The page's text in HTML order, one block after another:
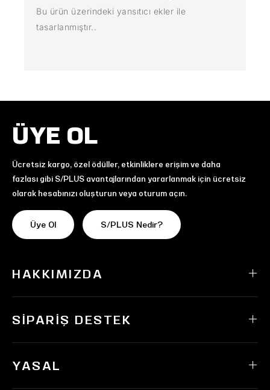
Bu ürün üzerindeki yansıtıcı ekler ile
tasarlanmıştır..
ÜYE OL
Ücretsiz kargo, özel ödüller, etkinliklere erişim ve daha
fazlası gibi S/PLUS avantajlarından yararlanmak için ücretsiz
olarak hesabınızı oluşturun veya oturum açın.
Üye Ol S/PLUS Nedir?
HAKKIMIZDA
SIPARIŞ DESTEK
YASAL